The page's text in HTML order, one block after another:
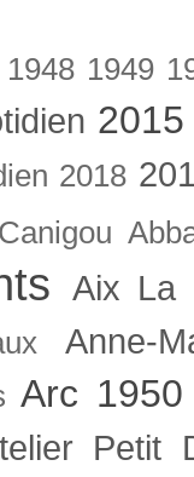
1948 1949
2018
Aix La
Anne-
Arc 1950
Petit